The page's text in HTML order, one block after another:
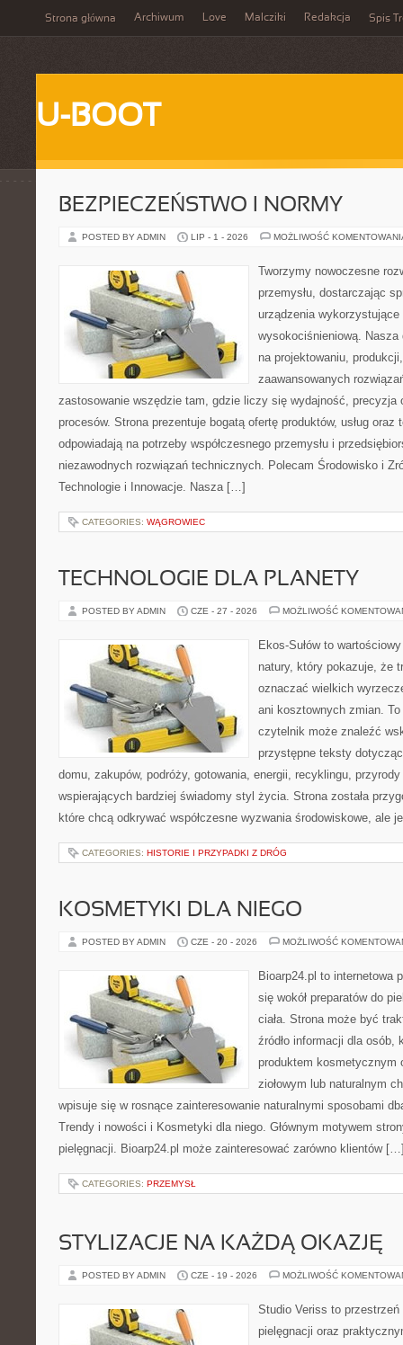
Strona główna Archiwum Love Malcziki Redakcja Spis
U-BOOT
BEZPIECZEŃSTWO I NORMY
POSTED BY ADMIN LIP - 1 - 2026 MOŻLIWOŚĆ
Tworzymy nowoczesne
przemysłu, dostarczając
urządzenia wykorzystujące
wysokociśnieniową. Nasza
na projektowaniu,
zaawansowanych
zastosowanie wszędzie tam, gdzie liczy się wydajność, precyzja
procesów. Strona prezentuje bogatą ofertę produktów, usług oraz
odpowiadają na potrzeby współczesnego przemysłu i
niezawodnych rozwiązań technicznych. Polecam Środowisko i
Technologie i Innowacje. Nasza […]
CATEGORIES: WĄGROWIEC
TECHNOLOGIE DLA PLANETY
POSTED BY ADMIN CZE - 27 - 2026 MOŻLIWOŚĆ
Ekos-Sułów to
natury, który pokazuje, że
oznaczać wielkich
ani kosztownych zmian.
czytelnik może znaleźć
przystępne teksty
domu, zakupów, podróży, gotowania, energii, recyklingu,
wspierających bardziej świadomy styl życia. Strona została
które chcą odkrywać współczesne wyzwania środowiskowe, ale
CATEGORIES: HISTORIE I PRZYPADKI Z DRÓG
KOSMETYKI DLA NIEGO
POSTED BY ADMIN CZE - 20 - 2026 MOŻLIWOŚĆ
Bioarp24.pl to internetowa
się wokół preparatów do
ciała. Strona może być
źródło informacji dla osób,
produktem kosmetycznym
ziołowym lub naturalnym
wpisuje się w rosnące zainteresowanie naturalnymi sposobami
Trendy i nowości i Kosmetyki dla niego. Głównym motywem
pielęgnacji. Bioarp24.pl może zainteresować zarówno klientów
CATEGORIES: PRZEMYSŁ
STYLIZACJE NA KAŻDĄ OKAZJĘ
POSTED BY ADMIN CZE - 19 - 2026 MOŻLIWOŚĆ
Studio Veriss to
pielęgnacji oraz